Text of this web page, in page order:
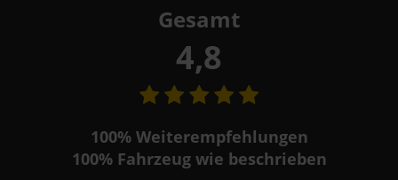
Gesamt
4,8
100%Weiterempfehlungen
100%Fahrzeug wie beschrieben